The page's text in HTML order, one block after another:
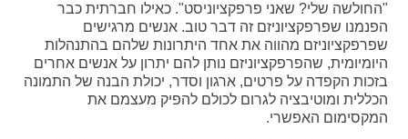
"החולשה שלי? שאני פרפקציוניסט". כאילו חברתית כבר
הפנמנו שפרפקציוניזם זה דבר טוב. אנשים מרגישים
שפרפקציוניזם מהווה את אחד היתרונות שלהם בהתנהלות
היומיומית, שהפרפקציוניזם נותן להם יתרון על אנשים אחרים
בזכות הקפדה על פרטים, ארגון וסדר, יכולת הבנה של התמונה
הכללית ומוטיבציה לגרום לכולם להפיק מעצמם את
המקסימום האפשרי.